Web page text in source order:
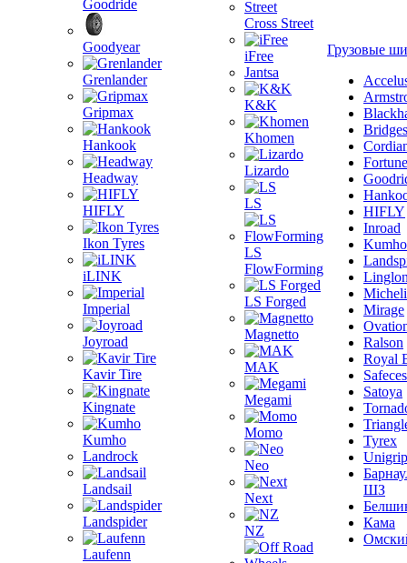
Goodride
Goodyear
Grenlander
Gripmax
Hankook
Headway
HIFLY
Ikon Tyres
iLINK
Imperial
Joyroad
Kavir Tire
Kingnate
Kumho
Landrock
Landsail
Landspider
Laufenn
Cross Street
iFree
Jantsa
K&K
Khomen
Lizardo
LS
LS
FlowForming
LS Forged
Magnetto
MAK
Megami
Momo
Neo
Next
NZ
Грузовые
Fortune
HIFLY
Inroad
Kumho
Mirage
Ralson
Royal
Satoya
Tyrex
Unigrip
ШЗ
Кама